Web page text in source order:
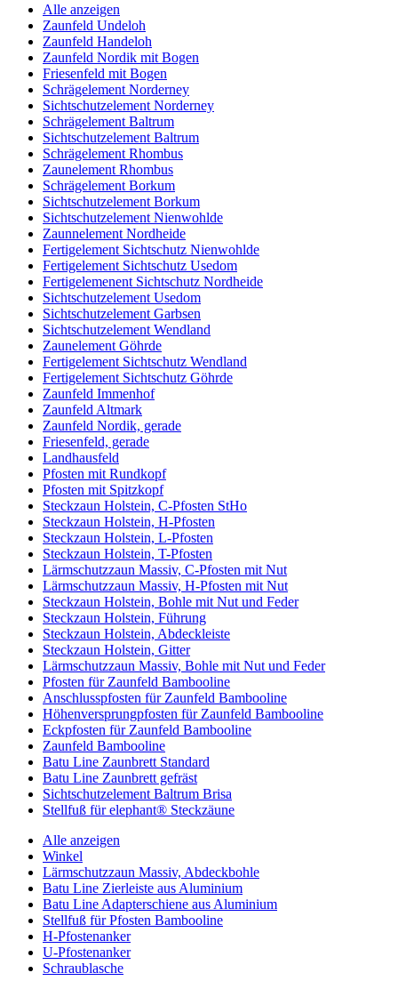
Alle anzeigen
Zaunfeld Undeloh
Zaunfeld Handeloh
Zaunfeld Nordik mit Bogen
Friesenfeld mit Bogen
Schrägelement Norderney
Sichtschutzelement Norderney
Schrägelement Baltrum
Sichtschutzelement Baltrum
Schrägelement Rhombus
Zaunelement Rhombus
Schrägelement Borkum
Sichtschutzelement Borkum
Sichtschutzelement Nienwohlde
Zaunnelement Nordheide
Fertigelement Sichtschutz Nienwohlde
Fertigelement Sichtschutz Usedom
Fertigelemenent Sichtschutz Nordheide
Sichtschutzelement Usedom
Sichtschutzelement Garbsen
Sichtschutzelement Wendland
Zaunelement Göhrde
Fertigelement Sichtschutz Wendland
Fertigelement Sichtschutz Göhrde
Zaunfeld Immenhof
Zaunfeld Altmark
Zaunfeld Nordik, gerade
Friesenfeld, gerade
Landhausfeld
Pfosten mit Rundkopf
Pfosten mit Spitzkopf
Steckzaun Holstein, C-Pfosten StHo
Steckzaun Holstein, H-Pfosten
Steckzaun Holstein, L-Pfosten
Steckzaun Holstein, T-Pfosten
Lärmschutzzaun Massiv, C-Pfosten mit Nut
Lärmschutzzaun Massiv, H-Pfosten mit Nut
Steckzaun Holstein, Bohle mit Nut und Feder
Steckzaun Holstein, Führung
Steckzaun Holstein, Abdeckleiste
Steckzaun Holstein, Gitter
Lärmschutzzaun Massiv, Bohle mit Nut und Feder
Pfosten für Zaunfeld Bambooline
Anschlusspfosten für Zaunfeld Bambooline
Höhenversprungpfosten für Zaunfeld Bambooline
Eckpfosten für Zaunfeld Bambooline
Zaunfeld Bambooline
Batu Line Zaunbrett Standard
Batu Line Zaunbrett gefräst
Sichtschutzelement Baltrum Brisa
Stellfuß für elephant® Steckzäune
Alle anzeigen
Winkel
Lärmschutzzaun Massiv, Abdeckbohle
Batu Line Zierleiste aus Aluminium
Batu Line Adapterschiene aus Aluminium
Stellfuß für Pfosten Bambooline
H-Pfostenanker
U-Pfostenanker
Schraublasche